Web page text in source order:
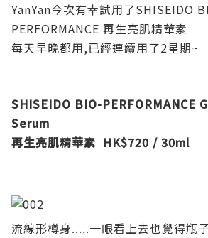
YanYan今次有幸試用了SHISEIDO
PERFORMANCE 再生亮肌精華素
每天早晚都用,已經連續用了2星期~
SHISEIDO BIO-PERFORMANCE
Serum
再生亮肌精華素 HK$720 / 30ml
流線形樽身.....一眼看上去也覺得瓶